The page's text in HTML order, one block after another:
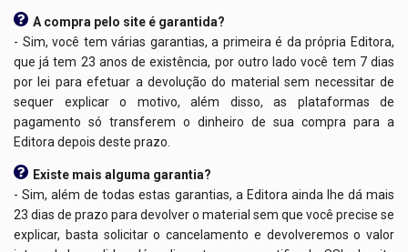
A compra pelo site é garantida?
- Sim, você tem várias garantias, a primeira é da própria Editora,
que já tem 23 anos de existência, por outro lado você tem 7 dias
por lei para efetuar a devolução do material sem necessitar de
sequer explicar o motivo, além disso, as plataformas de
pagamento só transferem o dinheiro de sua compra para a
Editora depois deste prazo.
Existe mais alguma garantia?
- Sim, além de todas estas garantias, a Editora ainda lhe dá mais
23 dias de prazo para devolver o material sem que você precise se
explicar, basta solicitar o cancelamento e devolveremos o valor